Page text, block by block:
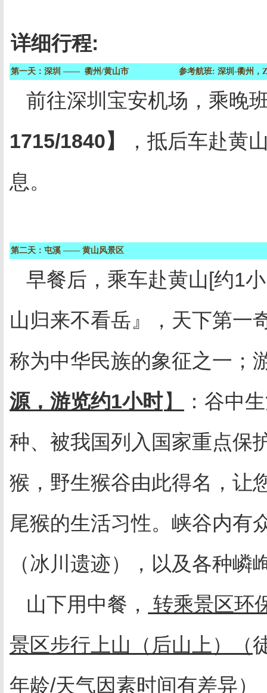
详细行程:
第一天：深圳 —— 衢州/黄山市 参考航班: 深圳-衢州，
前往深圳宝安机场，乘晚
1715/1840】
，抵后车赴黄
息。
第二天：屯溪 —— 黄山风景区
早餐后，乘车赴黄山[约1
山归来不看岳』，天下第一
称为中华民族的象征之一；
源，游览约1小时】
：谷中
种、被我国列入国家重点
猴，野生猴谷由此得名，让
尾猴的生活习性。峡谷内有
（冰川遗迹），以及各种
山下用中餐，
转乘景区环
景区步行上山（后山上）（
年龄/天气因素时间有差异